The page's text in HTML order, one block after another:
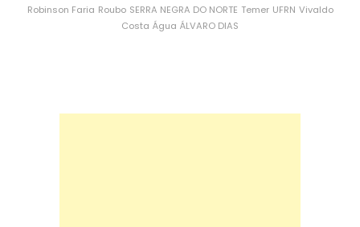
Robinson Faria Roubo SERRA NEGRA DO NORTE Temer UFRN Vivaldo
Costa Água ÁLVARO DIAS